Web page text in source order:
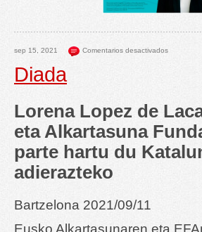
sep 15, 2021 Comentarios desactivados
Diada
Lorena Lopez de
eta Alkartasuna
parte hartu du
adierazteko
Bartzelona 2021/09/11
Eusko Alkartasunaren eta